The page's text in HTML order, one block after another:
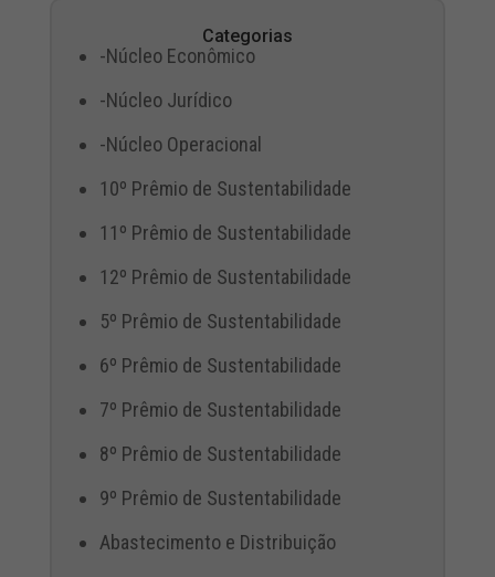
Categorias
-Núcleo Econômico
-Núcleo Jurídico
-Núcleo Operacional
10º Prêmio de Sustentabilidade
11º Prêmio de Sustentabilidade
12º Prêmio de Sustentabilidade
5º Prêmio de Sustentabilidade
6º Prêmio de Sustentabilidade
7º Prêmio de Sustentabilidade
8º Prêmio de Sustentabilidade
9º Prêmio de Sustentabilidade
Abastecimento e Distribuição